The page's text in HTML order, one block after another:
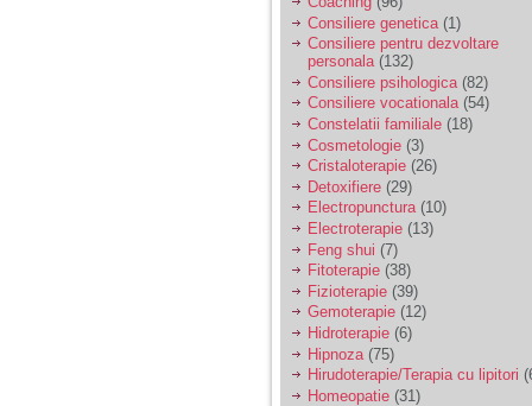
tata alcoolic, mai
nimanui nu ii pasa de
mine. Din cauza asta
am inceput sa beau
alcool si am inceput
sa ma culc cu barbati
pentru bani.
Consiliere genetica (1)
Consiliere pentru dezvoltare
personala(132)
Consiliere psihologica (82)
Consiliere vocationala(54)
Constelatii familiale (18)
Cosmetologie (3)
Cristaloterapie (26)
Detoxifiere (29)
Electropunctura(10)
Electroterapie (13)
Feng shui (7)
Fitoterapie (38)
Fizioterapie (39)
Gemoterapie (12)
Hidroterapie (6)
Hipnoza (75)
Hirudoterapie/Terapia cu lipitori
Homeopatie (31)